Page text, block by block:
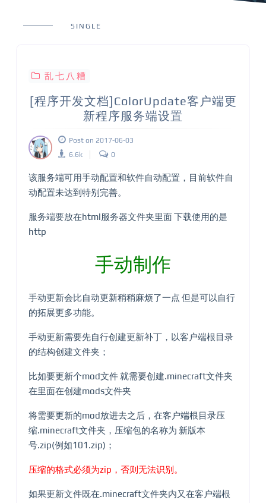
SINGLE
乱七八糟
[程序开发文档]ColorUpdate客户端更
新程序服务端设置
Post on 2017-06-03
6.6k
0
该服务端可用手动配置和软件自动配置，目前软件自
动配置未达到特别完善。
服务端要放在html服务器文件夹里面 下载使用的是
http
手动制作
手动更新会比自动更新稍稍麻烦了一点 但是可以自行
的拓展更多功能。
手动更新需要先自行创建更新补丁，以客户端根目录
的结构创建文件夹；
比如要更新个mod文件 就需要创建.minecraft文件夹
在里面在创建mods文件夹
将需要更新的mod放进去之后，在客户端根目录压
缩.minecraft文件夹，压缩包的名称为 新版本
号.zip(例如101.zip)；
压缩的格式必须为zip，否则无法识别。
如果更新文件既在.minecraft文件夹内又在客户端根